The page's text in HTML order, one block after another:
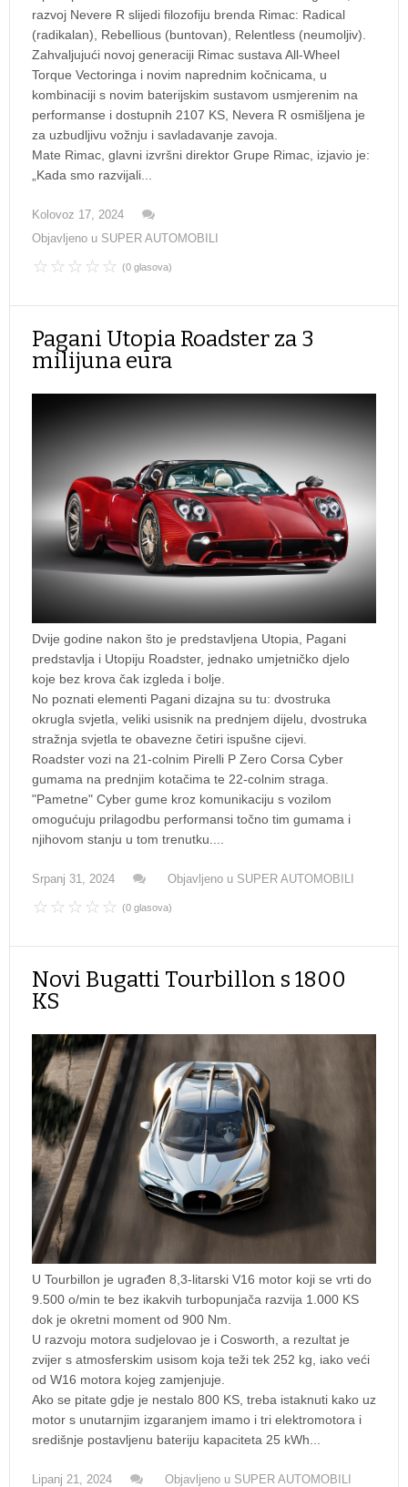
razvoj Nevere R slijedi filozofiju brenda Rimac: Radical
(radikalan), Rebellious (buntovan), Relentless (neumoljiv).
Zahvaljujući novoj generaciji Rimac sustava All-Wheel
Torque Vectoringa i novim naprednim kočnicama, u
kombinaciji s novim baterijskim sustavom usmjerenim na
performanse i dostupnih 2107 KS, Nevera R osmišljena je
za uzbudljivu vožnju i savladavanje zavoja.
Mate Rimac, glavni izvršni direktor Grupe Rimac, izjavio je:
„Kada smo razvijali...
Kolovoz 17, 2024
Objavljeno u SUPER AUTOMOBILI
(0 glasova)
Pagani Utopia Roadster za 3
milijuna eura
Dvije godine nakon što je predstavljena Utopia, Pagani
predstavlja i Utopiju Roadster, jednako umjetničko djelo
koje bez krova čak izgleda i bolje.
No poznati elementi Pagani dizajna su tu: dvostruka
okrugla svjetla, veliki usisnik na prednjem dijelu, dvostruka
stražnja svjetla te obavezne četiri ispušne cijevi.
Roadster vozi na 21-colnim Pirelli P Zero Corsa Cyber
gumama na prednjim kotačima te 22-colnim straga.
"Pametne" Cyber gume kroz komunikaciju s vozilom
omogućuju prilagodbu performansi točno tim gumama i
njihovom stanju u tom trenutku....
Srpanj 31, 2024 Objavljeno u SUPER AUTOMOBILI
(0 glasova)
Novi Bugatti Tourbillon s 1800
KS
U Tourbillon je ugrađen 8,3-litarski V16 motor koji se vrti do
9.500 o/min te bez ikakvih turbopunjača razvija 1.000 KS
dok je okretni moment od 900 Nm.
U razvoju motora sudjelovao je i Cosworth, a rezultat je
zvijer s atmosferskim usisom koja teži tek 252 kg, iako veći
od W16 motora kojeg zamjenjuje.
Ako se pitate gdje je nestalo 800 KS, treba istaknuti kako uz
motor s unutarnjim izgaranjem imamo i tri elektromotora i
središnje postavljenu bateriju kapaciteta 25 kWh...
Lipanj 21, 2024 Objavljeno u SUPER AUTOMOBILI